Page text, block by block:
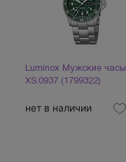
Luminox Мужские часы
XS.0937 (1799322)
нет в наличии